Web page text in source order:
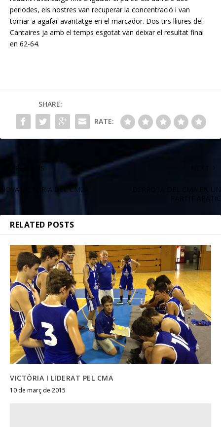
periodes, els nostres van recuperar la concentració i van
tornar a agafar avantatge en el marcador. Dos tirs lliures del
Cantaires ja amb el temps esgotat van deixar el resultat final
en 62-64.
SHARE:
RATE:
PREVIOUS
NOVA VICTÒRIA DEL CM2A
DERROTA DEL CMA EN UN
PARTIT APÀTIC
RELATED POSTS
VICTÒRIA I LIDERAT PEL CMA
10 de març de 2015